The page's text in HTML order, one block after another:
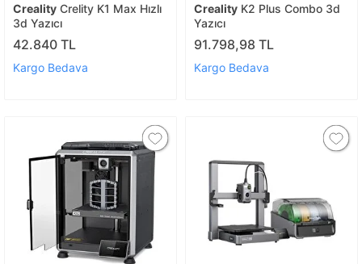
Creality Crelity K1 Max Hızlı
3d Yazıcı
42.840 TL
Kargo Bedava
Creality K2 Plus Combo 3d
Yazıcı
91.798,98 TL
Kargo Bedava